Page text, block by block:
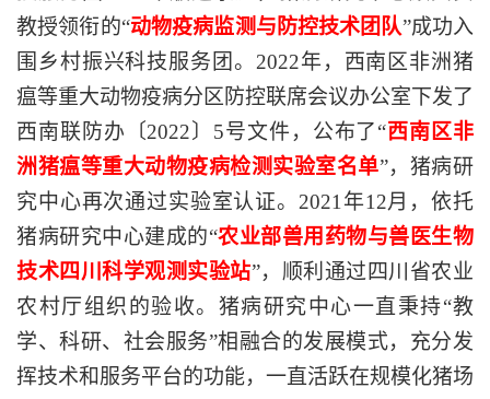
教授领衔的“动物疫病监测与防控技术团队”成功入
围乡村振兴科技服务团。2022年，西南区非洲猪
瘟等重大动物疫病分区防控联席会议办公室下发了
西南联防办〔2022〕5号文件，公布了“西南区非
洲猪瘟等重大动物疫病检测实验室名单”，猪病研
究中心再次通过实验室认证。2021年12月，依托
猪病研究中心建成的“农业部兽用药物与兽医生物
技术四川科学观测实验站”，顺利通过四川省农业
农村厅组织的验收。猪病研究中心一直秉持“教
学、科研、社会服务”相融合的发展模式，充分发
挥技术和服务平台的功能，一直活跃在规模化猪场